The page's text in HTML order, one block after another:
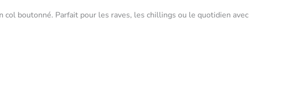
boutonné. Parfait pour les raves, les chillings ou le quotidien avec